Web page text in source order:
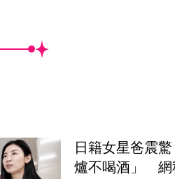
日籍女星爸震
爐不喝酒」　